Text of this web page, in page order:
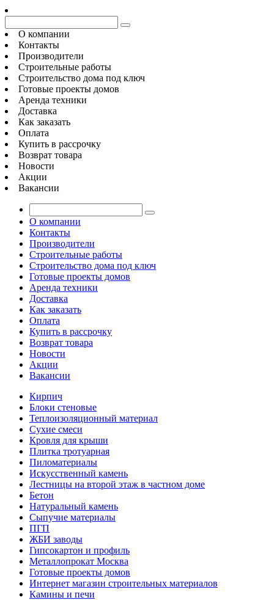
О компании
Контакты
Производители
Строительные работы
Строительство дома под ключ
Готовые проекты домов
Аренда техники
Доставка
Как заказать
Оплата
Купить в рассрочку
Возврат товара
Новости
Акции
Вакансии
О компании
Контакты
Производители
Строительные работы
Строительство дома под ключ
Готовые проекты домов
Аренда техники
Доставка
Как заказать
Оплата
Купить в рассрочку
Возврат товара
Новости
Акции
Вакансии
Кирпич
Блоки стеновые
Теплоизоляционный материал
Сухие смеси
Кровля для крыши
Плитка тротуарная
Пиломатериалы
Искусственный камень
Лестницы на второй этаж в частном доме
Бетон
Натуральный камень
Сыпучие материалы
ПГП
ЖБИ заводы
Гипсокартон и профиль
Металлопрокат Москва
Готовые проекты домов
Интернет магазин строительных материалов
Камины и печи